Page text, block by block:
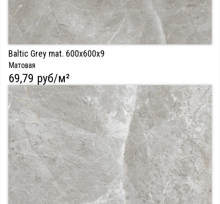
Baltic Grey mat. 600х600х9
Матовая
69,79 руб/м²